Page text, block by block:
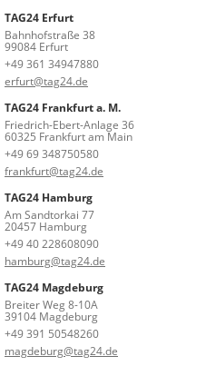
TAG24 Erfurt
Bahnhofstraße 38
99084 Erfurt
+49 361 34947880
erfurt@tag24.de
TAG24 Frankfurt a. M.
Friedrich-Ebert-Anlage 36
60325 Frankfurt am Main
+49 69 348750580
frankfurt@tag24.de
TAG24 Hamburg
Am Sandtorkai 77
20457 Hamburg
+49 40 228608090
hamburg@tag24.de
TAG24 Magdeburg
Breiter Weg 8-10A
39104 Magdeburg
+49 391 50548260
magdeburg@tag24.de